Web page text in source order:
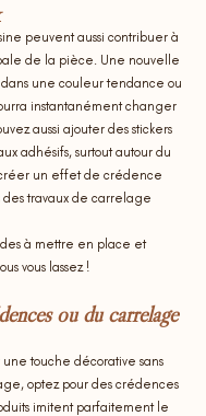
peuvent aussi contribuer à
de la pièce. Une nouvelle
une couleur tendance ou
instantanément changer
aussi ajouter des stickers
adhésifs, surtout autour du
un effet de crédence
des travaux de carrelage
à mettre en place et
vous lassez !
ou du carrelage
une touche décorative sans
optez pour des crédences
imitent parfaitement le